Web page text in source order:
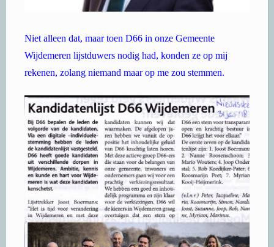
Niet alleen dat, maar toen D66 in onze Gemeente
Wijdemeren lijstduwers nodig had, konden ze op mij
rekenen, zolang niemand maar op me zou stemmen.